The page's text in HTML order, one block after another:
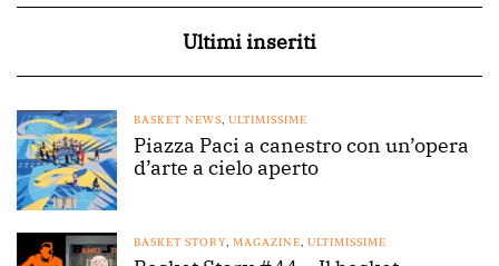
Ultimi inseriti
BASKET NEWS, ULTIMISSIME
Piazza Paci a canestro con un’opera
d’arte a cielo aperto
BASKET STORY, MAGAZINE, ULTIMISSIME